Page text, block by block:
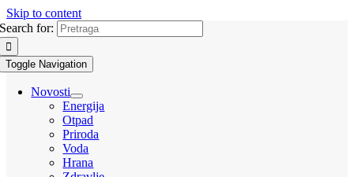
Skip to content
Search for:
Toggle Navigation
Novosti
Energija
Otpad
Priroda
Voda
Hrana